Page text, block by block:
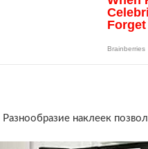
наклеек